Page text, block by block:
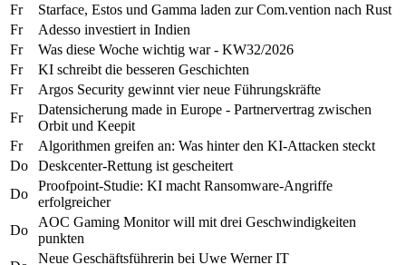
Fr
Starface, Estos und Gamma laden zur Com.vention nach Rust
Fr
Adesso investiert in Indien
Fr
Was diese Woche wichtig war - KW32/2026
Fr
KI schreibt die besseren Geschichten
Fr
Argos Security gewinnt vier neue Führungskräfte
Fr
Datensicherung made in Europe - Partnervertrag zwischen
Orbit und Keepit
Fr
Algorithmen greifen an: Was hinter den KI-Attacken steckt
Do
Deskcenter-Rettung ist gescheitert
Do
Proofpoint-Studie: KI macht Ransomware-Angriffe
erfolgreicher
Do
AOC Gaming Monitor will mit drei Geschwindigkeiten
punkten
Neue Geschäftsführerin bei Uwe Werner IT